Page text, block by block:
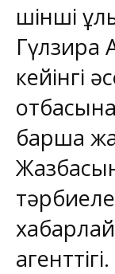
Үшінші
Гүлзира
кейінгі
барша
агенттігі.